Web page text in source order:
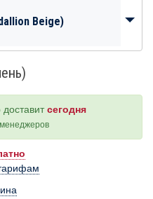
Beige)
доставитсегодня